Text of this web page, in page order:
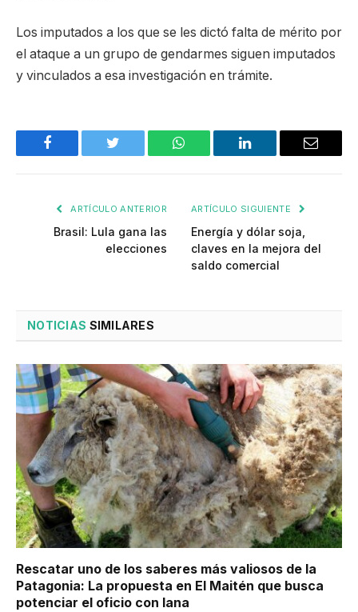
Los imputados a los que se les dictó falta de mérito por
el ataque a un grupo de gendarmes siguen imputados
y vinculados a esa investigación en trámite.
Facebook Twitter WhatsApp LinkedIn Email
ARTÍCULO ANTERIOR
Brasil: Lula gana las
elecciones
ARTÍCULO SIGUIENTE
Energía y dólar soja,
claves en la mejora del
saldo comercial
NOTICIAS SIMILARES
Rescatar uno de los saberes más valiosos de la
Patagonia: La propuesta en El Maitén que busca
potenciar el oficio con lana